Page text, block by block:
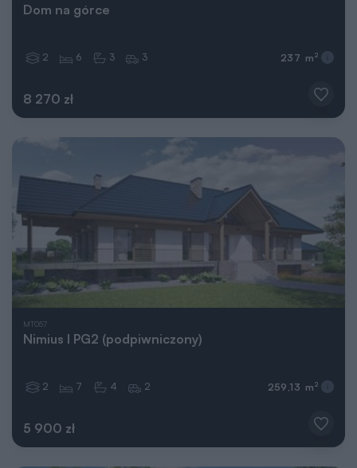
Dom na górce
8 270 zł
2 6 3 3 237 m 2
MT057
Nimius I PG2 (podpiwniczony)
5 900 zł
2 7 4 2 259,13 m 2